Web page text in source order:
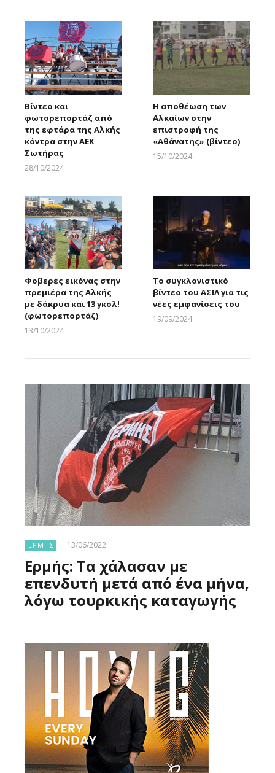
Βίντεο και
φωτορεπορτάζ από
της εφτάρα της Αλκής
κόντρα στην ΑΕΚ
Σωτήρας
28/10/2024
Η αποθέωση των
Αλκαίων στην
επιστροφή της
«Αθάνατης» (βίντεο)
15/10/2024
Φοβερές εικόνας στην
πρεμιέρα της Αλκής
με δάκρυα και 13 γκολ!
(φωτορεπορτάζ)
13/10/2024
Το συγκλονιστικό
βίντεο του ΑΣΙΛ για τις
νέες εμφανίσεις του
19/09/2024
ΕΡΜΗΣ 13/06/2022
Ερμής: Tα χάλασαν με
επενδυτή μετά από ένα μήνα,
λόγω τουρκικής καταγωγής